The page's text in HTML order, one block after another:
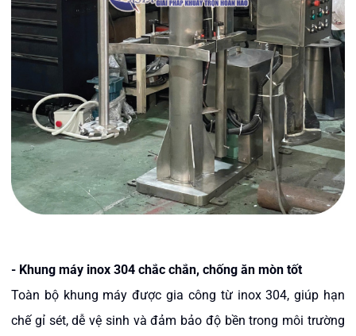
- Khung máy inox 304 chắc chắn, chống ăn mòn tốt
Toàn bộ khung máy được gia công từ inox 304, giúp hạn
chế gỉ sét, dễ vệ sinh và đảm bảo độ bền trong môi trường